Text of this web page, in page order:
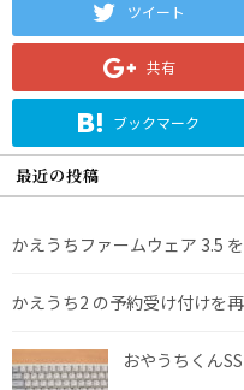
ツイート
共有
ブックマーク
最近の投稿
かえうちファームウェア 3.5
かえうち2 の予約受け付けを
おやうちくん